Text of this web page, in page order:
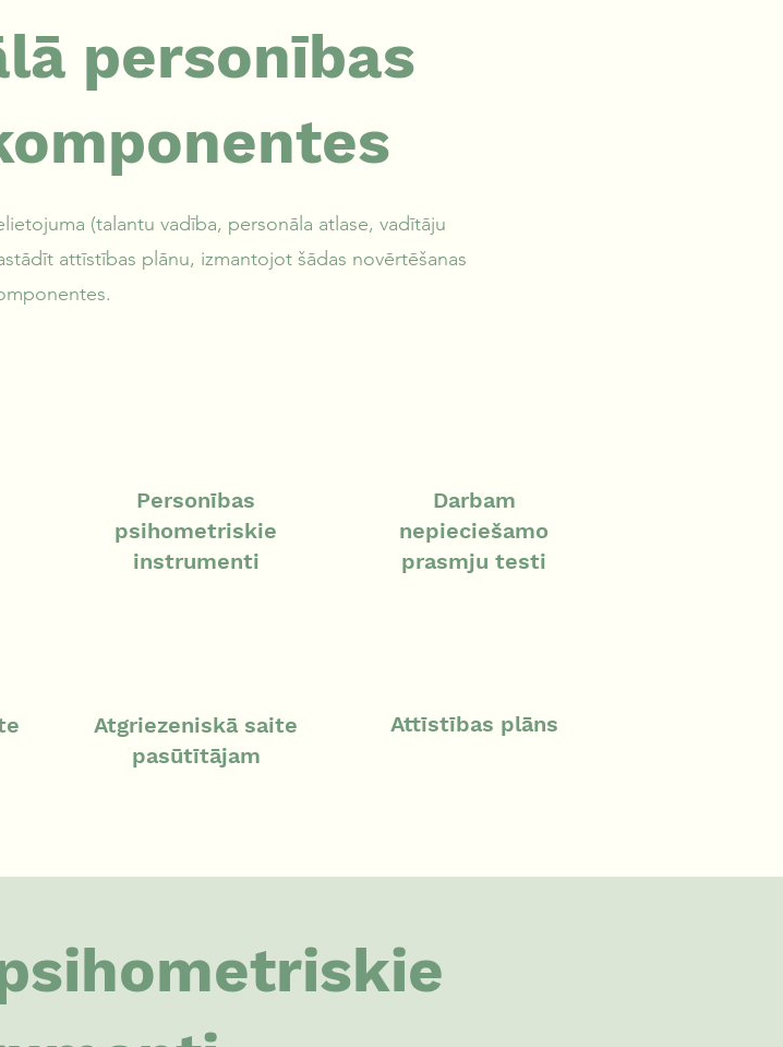
personības
(talantu vadība, personāla atlase, vadītāju
attīstības plānu, izmantojot šādas novērtēšanas
Personības
psihometriskie
instrumenti
Atgriezeniskā saite
pasūtītājam
Darbam
nepieciešamo
prasmju testi
Attīstības plāns​​